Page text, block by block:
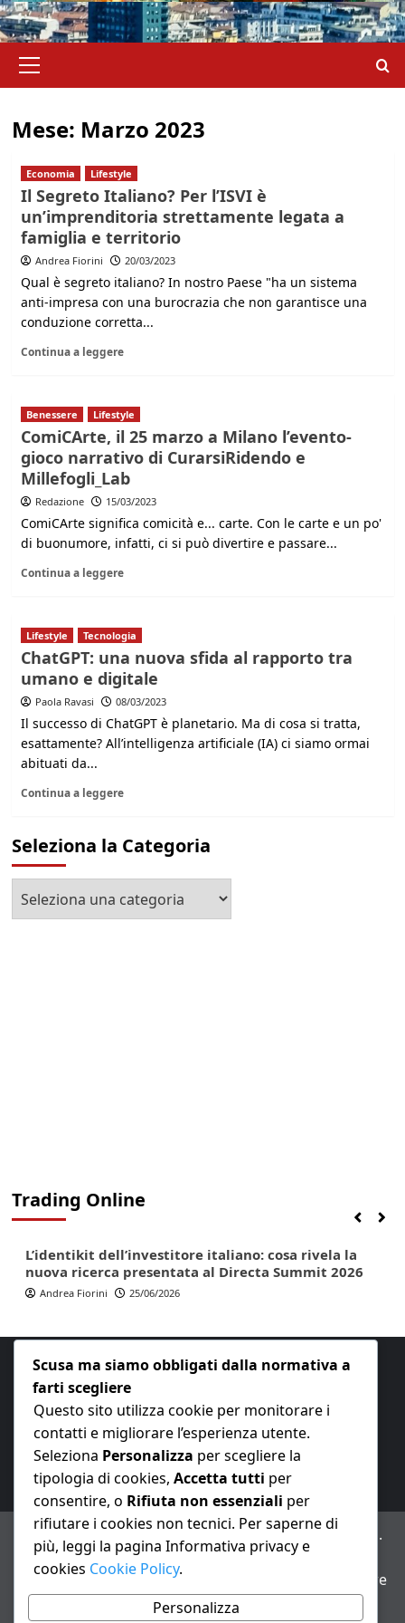
principale
Mese: Marzo 2023
Economia Lifestyle
Il Segreto Italiano? Per l’ISVI è
un’imprenditoria strettamente legata a
famiglia e territorio
Andrea Fiorini 20/03/2023
Qual è segreto italiano? In nostro Paese "ha un sistema
anti-impresa con una burocrazia che non garantisce una
conduzione corretta...
Continua a leggere
Benessere Lifestyle
ComiCArte, il 25 marzo a Milano l’evento-
gioco narrativo di CurarsiRidendo e
Millefogli_Lab
Redazione 15/03/2023
ComiCArte significa comicità e... carte. Con le carte e un po'
di buonumore, infatti, ci si può divertire e passare...
Continua a leggere
Lifestyle Tecnologia
ChatGPT: una nuova sfida al rapporto tra
umano e digitale
Paola Ravasi 08/03/2023
Il successo di ChatGPT è planetario. Ma di cosa si tratta,
esattamente? All’intelligenza artificiale (IA) ci siamo ormai
abituati da...
Continua a leggere
Seleziona la Categoria
la
Trading Online
L’identikit dell’investitore italiano: cosa rivela la
nuova ricerca presentata al Directa Summit 2026
Andrea Fiorini 25/06/2026
E-mail:redazione@nuovaeconomia.it
ANNO XXIII – Testata giornalistica reg. Trib. Milano n.
487 del 20/9/2002 – Dir. resp. Andrea Fiorini
Avviso IA: alcuni articoli di questo sito possono essere
realizzati con il supporto di sistemi di intelligenza
Scusa ma siamo obbligati dalla normativa a
farti scegliere
Questo sito utilizza cookie per monitorare i
contatti e migliorare l’esperienza utente.
Seleziona Personalizza per scegliere la
tipologia di cookies, Accetta tutti per
consentire, o Rifiuta non essenziali per
rifiutare i cookies non tecnici. Per saperne di
più, leggi la pagina Informativa privacy e
cookies Cookie Policy.
Personalizza